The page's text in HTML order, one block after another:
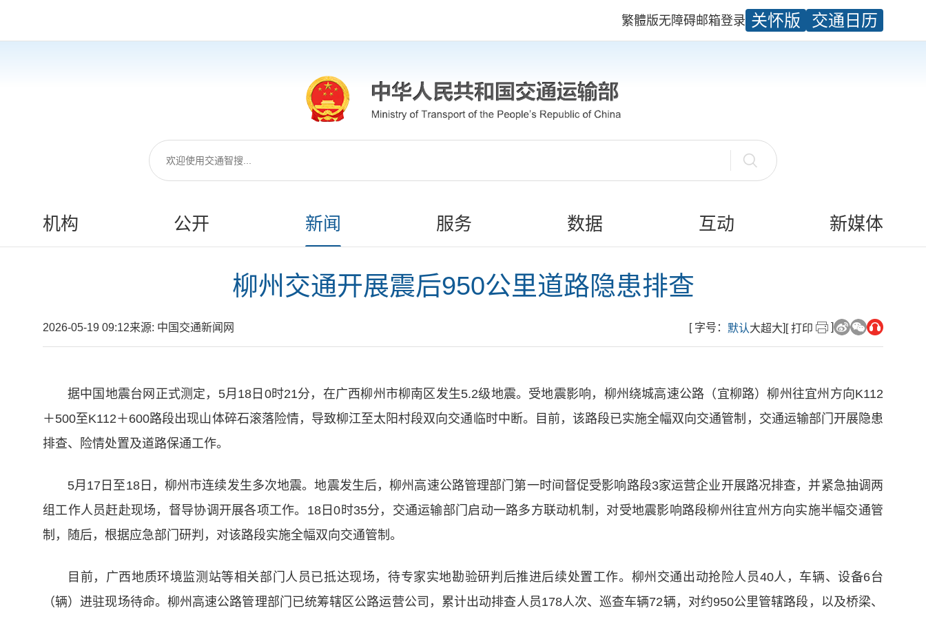
繁體版无障碍邮箱登录 关怀版 交通日历
机构 公开 新闻 服务 数据 互动 新媒体
柳州交通开展震后950公里道路隐患排查
2026-05-19 09:12来源: 中国交通新闻网 [ 字号： 默认大超大] [ 打印 ]
据中国地震台网正式测定，5月18日0时21分，在广西柳州市柳南区发生5.2级地震。受地震影响，柳州绕城高速公路（宜柳路）柳州往宜州方向K112
＋500至K112＋600路段出现山体碎石滚落险情，导致柳江至太阳村段双向交通临时中断。目前，该路段已实施全幅双向交通管制，交通运输部门开展隐患
排查、险情处置及道路保通工作。
5月17日至18日，柳州市连续发生多次地震。地震发生后，柳州高速公路管理部门第一时间督促受影响路段3家运营企业开展路况排查，并紧急抽调两
组工作人员赶赴现场，督导协调开展各项工作。18日0时35分，交通运输部门启动一路多方联动机制，对受地震影响路段柳州往宜州方向实施半幅交通管
制，随后，根据应急部门研判，对该路段实施全幅双向交通管制。
目前，广西地质环境监测站等相关部门人员已抵达现场，待专家实地勘验研判后推进后续处置工作。柳州交通出动抢险人员40人，车辆、设备6台
（辆）进驻现场待命。柳州高速公路管理部门已统筹辖区公路运营公司，累计出动排查人员178人次、巡查车辆72辆，对约950公里管辖路段，以及桥梁、